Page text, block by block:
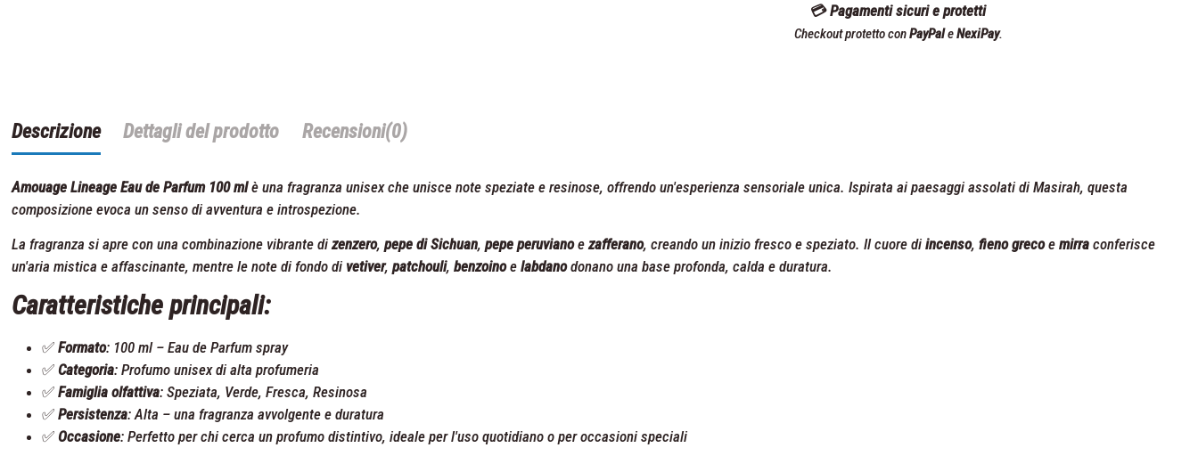
💳 Pagamenti sicuri e protetti
Checkout protetto conPayPaleNexiPay.
Descrizione Dettagli del prodotto Recensioni(0)
Amouage Lineage Eau de Parfum 100 mlè una fragranza unisex che unisce note speziate e resinose, offrendo un'esperienza sensoriale unica. Ispirata ai paesaggi assolati di Masirah, questa
composizione evoca un senso di avventura e introspezione.
La fragranza si apre con una combinazione vibrante di zenzero, pepe di Sichuan, pepe peruvianoe zafferano, creando un inizio fresco e speziato. Il cuore di incenso, fieno grecoe mirraconferisce
un'aria mistica e affascinante, mentre le note di fondo di vetiver, patchouli, benzoinoe labdanodonano una base profonda, calda e duratura.
Caratteristiche principali:
✅ Formato: 100 ml – Eau de Parfum spray
✅ Categoria: Profumo unisex di alta profumeria
✅ Famiglia olfattiva: Speziata, Verde, Fresca, Resinosa
✅ Persistenza: Alta – una fragranza avvolgente e duratura
✅ Occasione: Perfetto per chi cerca un profumo distintivo, ideale per l'uso quotidiano o per occasioni speciali